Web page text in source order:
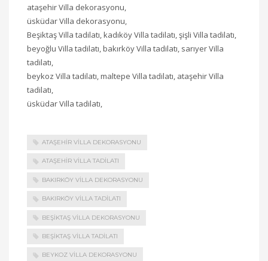
ataşehir Villa dekorasyonu,
üsküdar Villa dekorasyonu,
Beşiktaş Villa tadilatı, kadıköy Villa tadilatı, şişli Villa tadilatı,
beyoğlu Villa tadilatı, bakırköy Villa tadilatı, sarıyer Villa
tadilatı,
beykoz Villa tadilatı, maltepe Villa tadilatı, ataşehir Villa
tadilatı,
üsküdar Villa tadilatı,
ATAŞEHIR VILLA DEKORASYONU
ATAŞEHIR VILLA TADILATI
BAKIRKÖY VILLA DEKORASYONU
BAKIRKÖY VILLA TADILATI
BEŞIKTAŞ VILLA DEKORASYONU
BEŞIKTAŞ VILLA TADILATI
BEYKOZ VILLA DEKORASYONU